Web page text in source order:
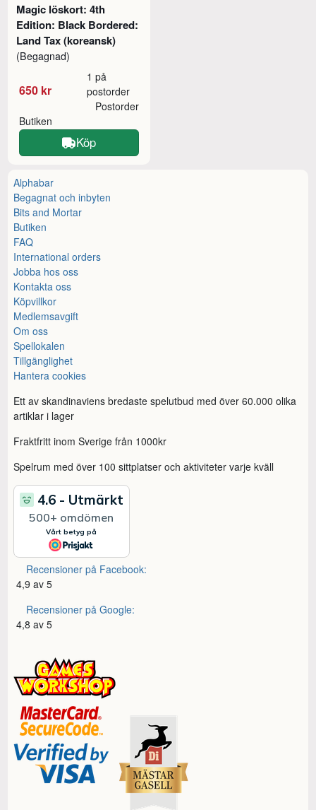
Magic löskort: 4th
Edition: Black Bordered:
Land Tax (koreansk)
(Begagnad)
650 kr
1 på
postorder
Butiken
Postorder
Köp
Alphabar
Begagnat och inbyten
Bits and Mortar
Butiken
FAQ
International orders
Jobba hos oss
Kontakta oss
Köpvillkor
Medlemsavgift
Om oss
Spellokalen
Tillgänglighet
Hantera cookies
Ett av skandinaviens bredaste spelutbud med över 60.000 olika
artiklar i lager
Fraktfritt inom Sverige från 1000kr
Spelrum med över 100 sittplatser och aktiviteter varje kväll
Recensioner på Facebook:
4,9 av 5
Recensioner på Google:
4,8 av 5